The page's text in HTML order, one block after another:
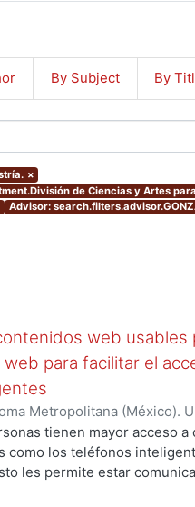
By Subject By
×
de Ciencias y Artes
Advisor:
web usables
para facilitar el
Metropolitana (México).
,2012-07)Granados
tienen mayor acceso
como los teléfonos
les permite estar